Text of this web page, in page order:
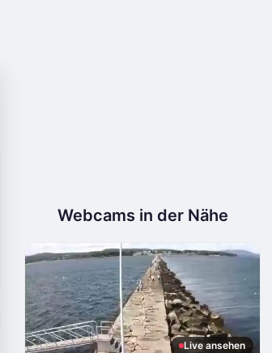
Webcams in der Nähe
Live ansehen